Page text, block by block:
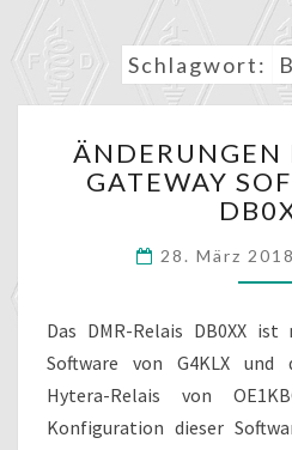
Schlagwort:
IN
ÄNDERUNGEN
GATEWAY
28. März 2018
Das DMR-Relais DB0XX
Software von G4KLX und
Hytera-Relais von
Konfiguration dieser